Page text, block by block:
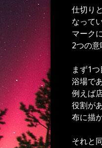
仕切り
なって
マーク
2つの意
まず1
浴場で
例えば
役割が
布に描
それと